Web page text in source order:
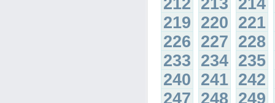
212 213 214
219 220 221
226 227 228
233 234 235
240 241 242
247 248 249